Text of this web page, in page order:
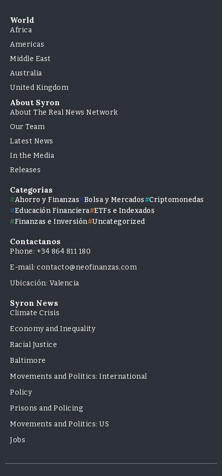
World
Africa
Americas
Middle East
Australia
United Kingdom
About Syron
About The Real News Network
Our Team
Latest News
In the Media
Releases
Categorías
Ahorro y Finanzas Bolsa y Mercados
Criptomonedas
Educación Financiera ETFs e Indexados
Finanzas e Inversión Uncategorized
Contactanos
Phone: +34 864 811 180
E-mail: contacto@neofinanzas.com
Ubicación: Valencia
Syron News
Climate Crisis
Economy and Inequality
Racial Justice
Baltimore
Movements and Politics: International
Policy
Prisons and Policing
Movements and Politics: US
Jobs